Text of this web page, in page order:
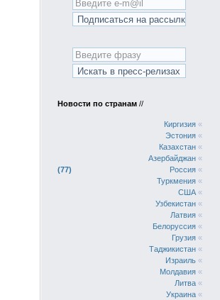
Новости по странам //
Киргизия «
Эстония «
Казахстан «
Азербайджан «
77
Россия «
Туркмения «
США «
Узбекистан «
Латвия «
Белоруссия «
Грузия «
Таджикистан «
Израиль «
Молдавия «
Литва «
Украина «